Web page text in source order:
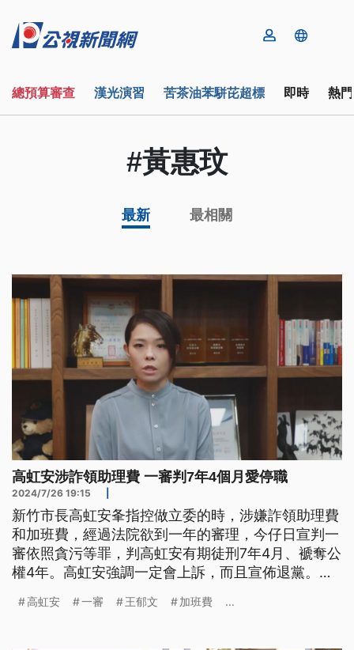
總預算審查 漢光演習 苦茶油苯駢芘超標 即時 熱
#黃惠玟
最新 最相關
高虹安涉詐領助理費 一審判7年4個月愛停職
2024/7/26 19:15
新竹市長高虹安夆指控做立委的時，涉嫌詐領助理費
和加班費，經過法院欲到一年的審理，今仔日宣判一
審依照貪污等罪，判高虹安有期徒刑7年4月、褫奪公
權4年。高虹安強調一定會上訴，而且宣佈退黨。高
是寄罪。（這條新聞標題、前言是臺語文。）
高虹安 一審 王郁文 加班費 ...